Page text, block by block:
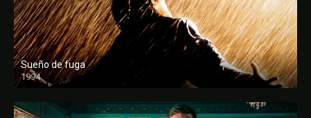
Sueño de fuga
1994
FULL HD